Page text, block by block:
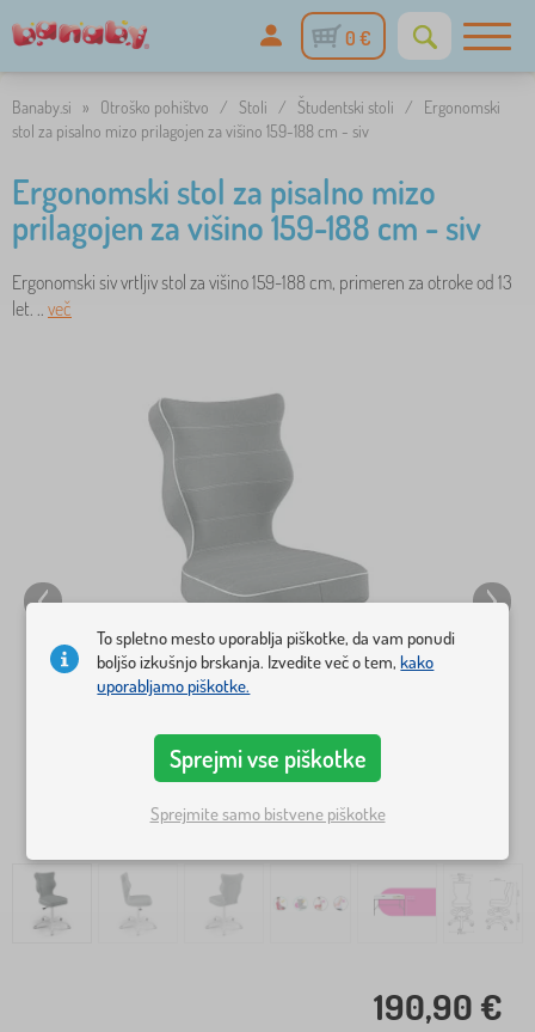
0 €
Banaby.si » Otroško pohištvo / Stoli / Študentski stoli /
Ergonomski
stol za pisalno mizo prilagojen za višino 159-188 cm - siv
Ergonomski stol za pisalno mizo
prilagojen za višino 159-188 cm - siv
Ergonomski siv vrtljiv stol za višino 159-188 cm, primeren za otroke od 13
let. .. več
190,90 €
To spletno mesto uporablja piškotke, da vam ponudi
boljšo izkušnjo brskanja. Izvedite več o tem,kako
uporabljamo piškotke.
Sprejmi vse piškotke
Sprejmite samo bistvene piškotke